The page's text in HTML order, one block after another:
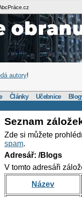
autory!
Články Učebnice
Seznam
Zde si můžete
spam.
Adresář: /Blogs
V tomto adresáři
Název